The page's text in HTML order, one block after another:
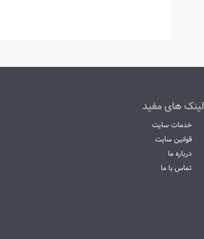
لینک های مفید
خدمات سایت
قوانین سایت
درباره ما
تماس با ما